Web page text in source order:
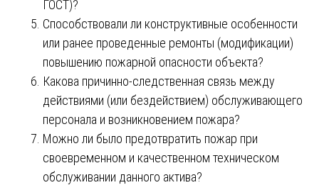
ГОСТ)?
Способствовали ли конструктивные особенности
или ранее проведенные ремонты (модификации)
повышению пожарной опасности объекта?
Какова причинно-следственная связь между
действиями (или бездействием) обслуживающего
персонала и возникновением пожара?
Можно ли было предотвратить пожар при
своевременном и качественном техническом
обслуживании данного актива?